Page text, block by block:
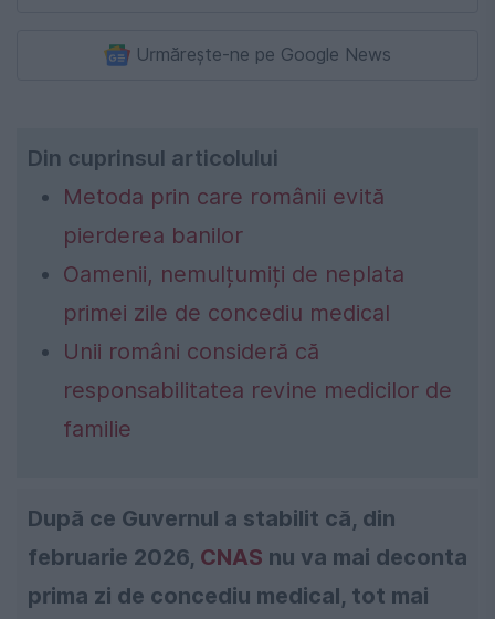
Urmărește-ne pe Google News
Din cuprinsul articolului
Metoda prin care românii evită
pierderea banilor
Oamenii, nemulțumiți de neplata
primei zile de concediu medical
Unii români consideră că
responsabilitatea revine medicilor de
familie
După ce Guvernul a stabilit că, din
februarie 2026, CNAS nu va mai deconta
prima zi de concediu medical, tot mai